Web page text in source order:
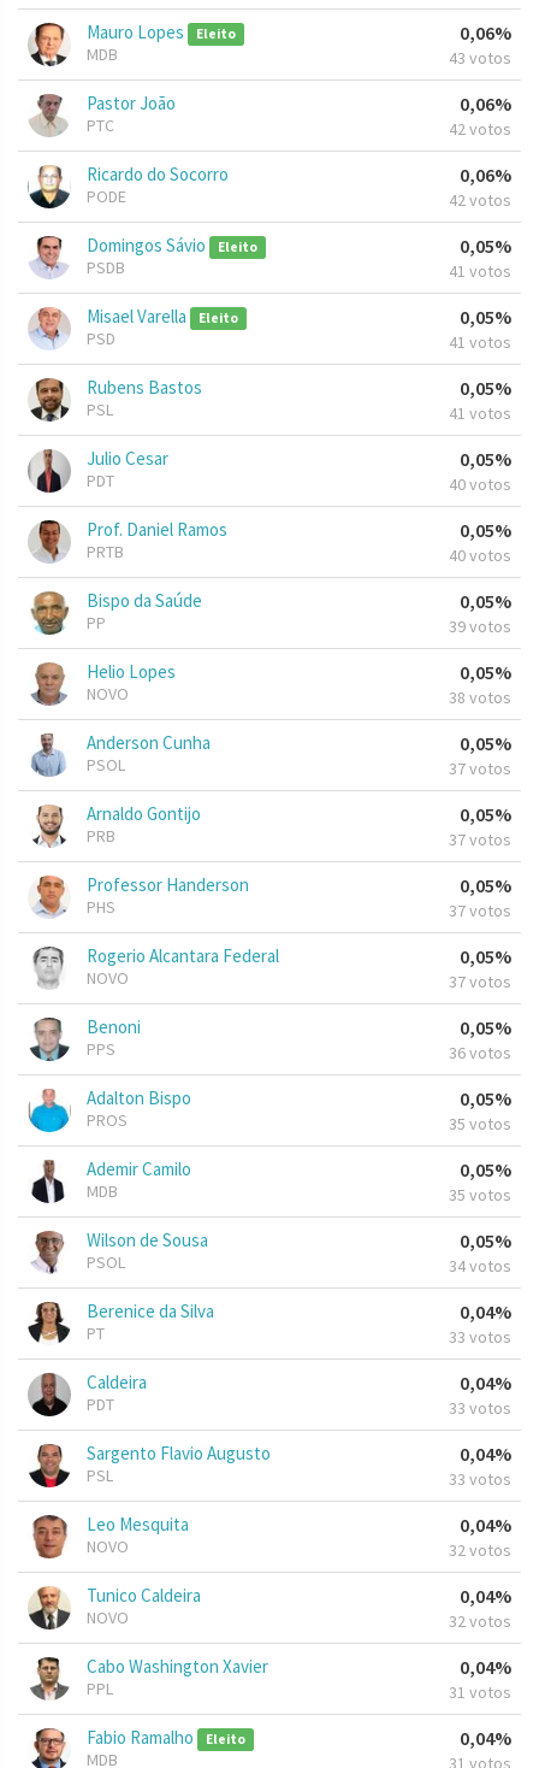
Mauro Lopes Eleito
MDB
0,06%
43 votos
Pastor João
PTC
0,06%
42 votos
Ricardo do Socorro
PODE
0,06%
42 votos
Domingos Sávio Eleito
PSDB
0,05%
41 votos
Misael Varella Eleito
PSD
0,05%
41 votos
Rubens Bastos
PSL
0,05%
41 votos
Julio Cesar
PDT
0,05%
40 votos
Prof. Daniel Ramos
PRTB
0,05%
40 votos
Bispo da Saúde
PP
0,05%
39 votos
Helio Lopes
NOVO
0,05%
38 votos
Anderson Cunha
PSOL
0,05%
37 votos
Arnaldo Gontijo
PRB
0,05%
37 votos
Professor Handerson
PHS
0,05%
37 votos
Rogerio Alcantara Federal
NOVO
0,05%
37 votos
Benoni
PPS
0,05%
36 votos
Adalton Bispo
PROS
0,05%
35 votos
Ademir Camilo
MDB
0,05%
35 votos
Wilson de Sousa
PSOL
0,05%
34 votos
Berenice da Silva
PT
0,04%
33 votos
Caldeira
PDT
0,04%
33 votos
Sargento Flavio Augusto
PSL
0,04%
33 votos
Leo Mesquita
NOVO
0,04%
32 votos
Tunico Caldeira
NOVO
0,04%
32 votos
Cabo Washington Xavier
PPL
0,04%
31 votos
Fabio Ramalho Eleito
MDB
0,04%
31 votos